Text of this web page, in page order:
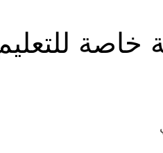
للتعليم